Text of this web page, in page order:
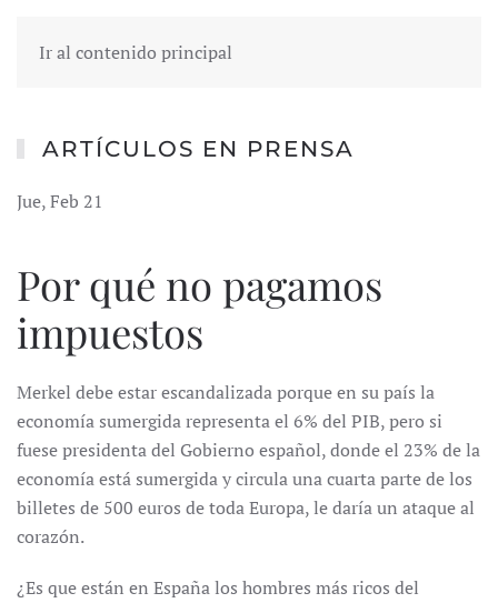
Ir al contenido principal
ARTÍCULOS EN PRENSA
Jue, Feb 21
Por qué no pagamos
impuestos
Merkel debe estar escandalizada porque en su país la
economía sumergida representa el 6% del PIB, pero si
fuese presidenta del Gobierno español, donde el 23% de la
economía está sumergida y circula una cuarta parte de los
billetes de 500 euros de toda Europa, le daría un ataque al
corazón.
¿Es que están en España los hombres más ricos del